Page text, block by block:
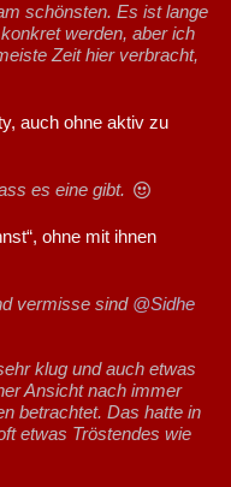
schönsten. Es ist lange
werden, aber ich
Zeit hier verbracht,
auch ohne aktiv zu
es eine gibt.
ohne mit ihnen
vermisse sind @Sidhe
klug und auch etwas
Ansicht nach immer
betrachtet. Das hatte in
etwas Tröstendes wie